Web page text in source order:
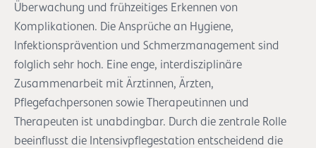
Überwachung und frühzeitiges Erkennen von
Komplikationen. Die Ansprüche an Hygiene,
Infektionsprävention und Schmerzmanagement sind
folglich sehr hoch. Eine enge, interdisziplinäre
Zusammenarbeit mit Ärztinnen, Ärzten,
Pflegefachpersonen sowie Therapeutinnen und
Therapeuten ist unabdingbar. Durch die zentrale Rolle
beeinflusst die Intensivpflegestation entscheidend die